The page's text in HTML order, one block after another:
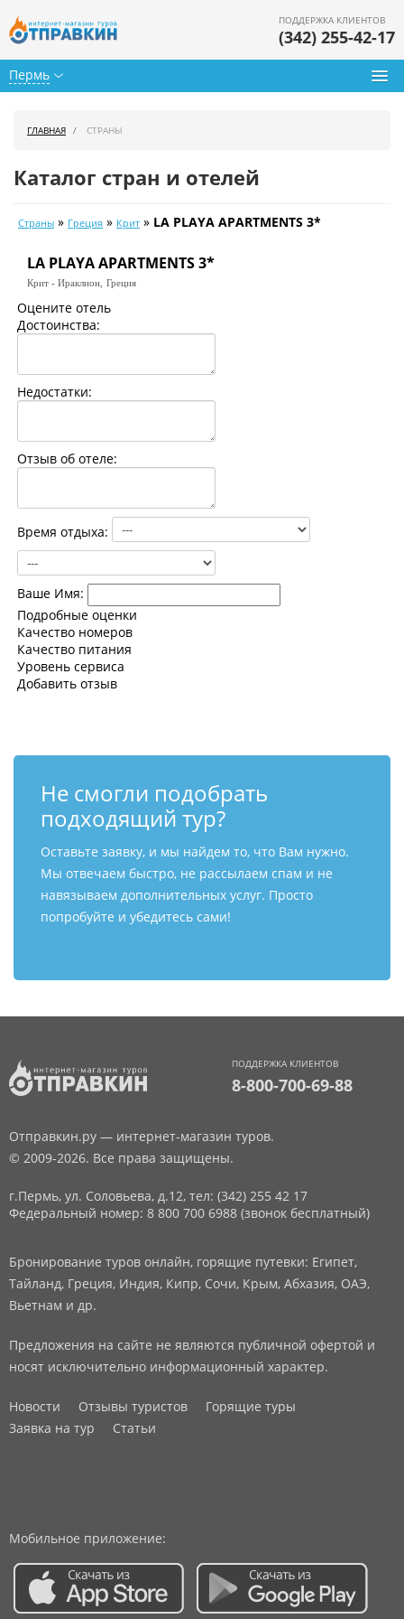
Пермь
ПОДДЕРЖКА КЛИЕНТОВ
(342) 255-42-17
Календарь туров
Цены дня
Страны
ГЛАВНАЯ СТРАНЫ
Каталог стран и отелей
Страны » Греция » Крит » LA PLAYA APARTMENTS 3*
LA PLAYA APARTMENTS 3*
Крит - Ираклион, Греция
Оцените отель
Достоинства:
Недостатки:
Отзыв об отеле:
Время отдыха:
Ваше Имя:
Подробные оценки
Качество номеров
Качество питания
Уровень сервиса
Добавить отзыв
Не смогли подобрать
подходящий тур?
Оставьте заявку, и мы найдем то, что Вам нужно.
Мы отвечаем быстро, не рассылаем спам и не
навязываем дополнительных услуг. Просто
попробуйте и убедитесь сами!
ПОДДЕРЖКА КЛИЕНТОВ
8-800-700-69-88
Отправкин.ру — интернет-магазин туров.
© 2009-2026. Все права защищены.
г.Пермь, ул. Соловьева, д.12, тел: (342) 255 42 17
Федеральный номер: 8 800 700 6988 (звонок бесплатный)
Бронирование туров онлайн, горящие путевки: Египет,
Тайланд, Греция, Индия, Кипр, Сочи, Крым, Абхазия, ОАЭ,
Вьетнам и др.
Предложения на сайте не являются публичной офертой и
носят исключительно информационный характер.
Новости Отзывы туристов
Горящие туры
Заявка на тур
Статьи
Мобильное приложение: